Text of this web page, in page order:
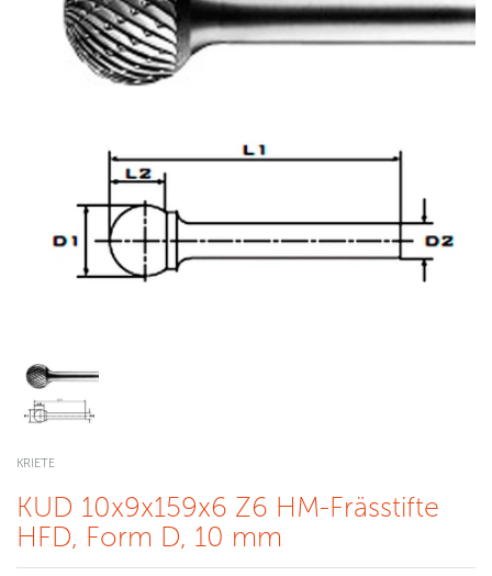
KRIETE
KUD 10x9x159x6 Z6 HM-Frässtifte
HFD, Form D, 10 mm